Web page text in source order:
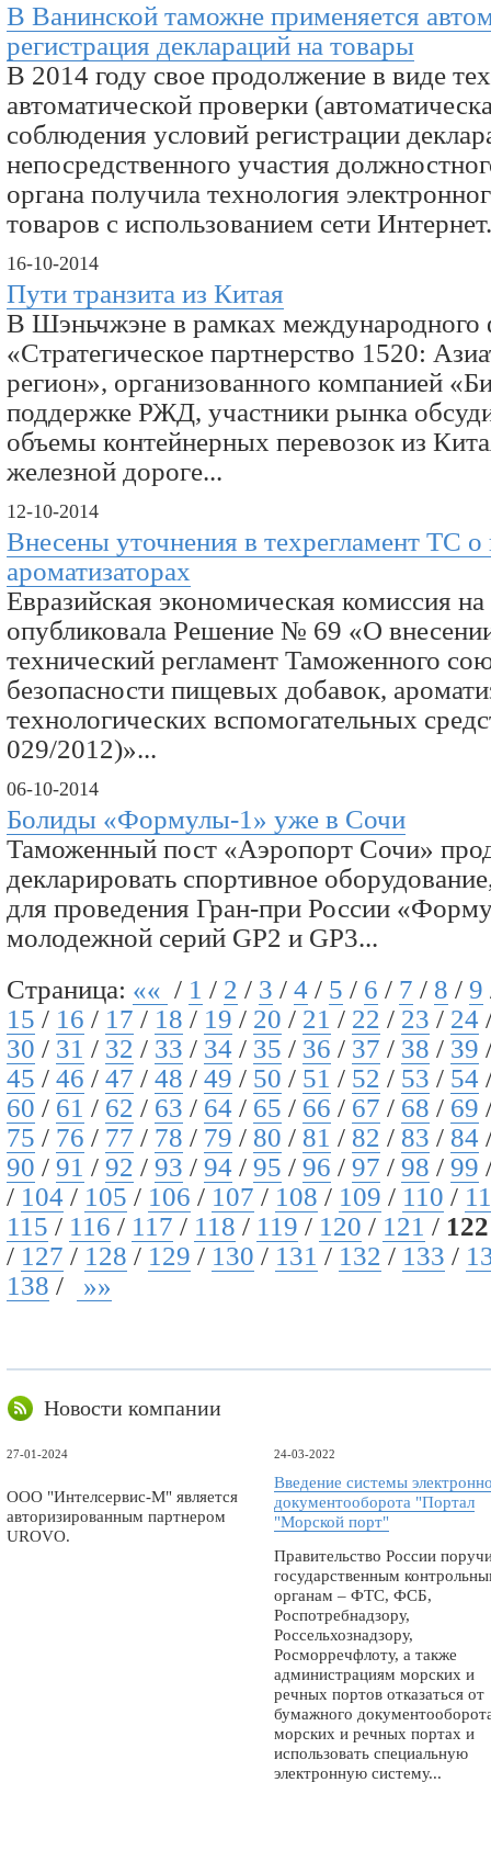
В Ванинской таможне применяется
регистрация деклараций на товары
В 2014 году свое продолжение в виде
автоматической проверки
соблюдения условий регистрации
непосредственного участия
органа получила технология
товаров с использованием сети
16-10-2014
Пути транзита из Китая
В Шэньчжэне в рамках международного
«Стратегическое партнерство 1520:
регион», организованного компанией
поддержке РЖД, участники рынка
объемы контейнерных перевозок из
железной дороге...
12-10-2014
Внесены уточнения в техрегламент ТС
ароматизаторах
Евразийская экономическая комиссия на
опубликовала Решение № 69 «О
технический регламент Таможенного
безопасности пищевых добавок,
технологических вспомогательных
029/2012)»...
06-10-2014
Болиды «Формулы-1» уже в Сочи
Таможенный пост «Аэропорт Сочи»
декларировать спортивное
для проведения Гран-при России
молодежной серий GP2 и GP3...
Страница: «« / 1 / 2 / 3 / 4 / 5 / 6 / 7 / 8 / 9
15 / 16 / 17 / 18 / 19 / 20 / 21 / 22 / 23 / 24
30 / 31 / 32 / 33 / 34 / 35 / 36 / 37 / 38 / 39
45 / 46 / 47 / 48 / 49 / 50 / 51 / 52 / 53 / 54
60 / 61 / 62 / 63 / 64 / 65 / 66 / 67 / 68 / 69
75 / 76 / 77 / 78 / 79 / 80 / 81 / 82 / 83 / 84
90 / 91 / 92 / 93 / 94 / 95 / 96 / 97 / 98 / 99
/ 104 / 105 / 106 / 107 / 108 / 109 / 110 /
115 / 116 / 117 / 118 / 119 / 120 / 121 / 122
/ 127 / 128 / 129 / 130 / 131 / 132 / 133 /
138 / »»
Новости компании
27-01-2024
ООО "Интелсервис-М" является
авторизированным партнером
UROVO.
24-03-2022
Введение системы
документооборота "Портал
"Морской порт"
Правительство России
государственным
органам – ФТС, ФСБ,
Роспотребнадзору,
Россельхознадзору,
Росморречфлоту, а также
администрациям морских и
речных портов отказаться от
бумажного
морских и речных портах и
использовать специальную
электронную систему...